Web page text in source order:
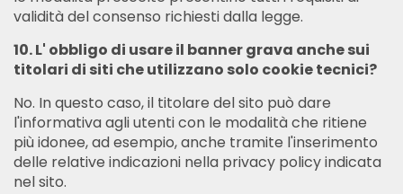
validità del consenso richiesti dalla legge.
10. L' obbligo di usare il banner grava anche sui
titolari di siti che utilizzano solo cookie tecnici?
No. In questo caso, il titolare del sito può dare
l'informativa agli utenti con le modalità che ritiene
più idonee, ad esempio, anche tramite l'inserimento
delle relative indicazioni nella privacy policy indicata
nel sito.